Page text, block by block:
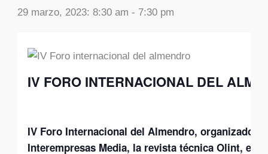
29 marzo, 2023: 8:30 am - 7:30 pm
IV FORO INTERNACIONAL DEL
IV Foro Internacional del Almendro, organizado
Interempresas Media, la revista técnica Olint, el